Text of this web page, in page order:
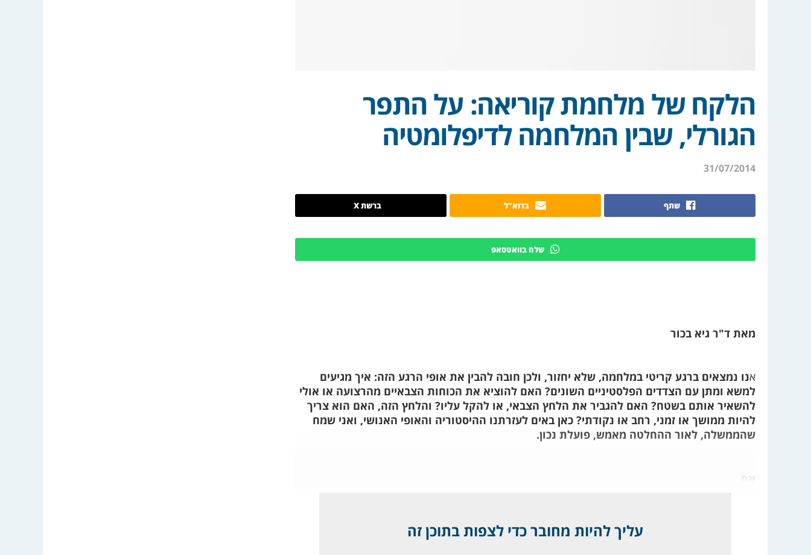
הלקח של מלחמת קוריאה: על התפר
הגורלי, שבין המלחמה לדיפלומטיה
31/07/2014
שתף בדוא"ל ברשת X
שלח בוואטסאפ
מאת ד"ר גיא בכור
אנו נמצאים ברגע קריטי במלחמה, שלא יחזור, ולכן חובה להבין את אופי הרגע הזה: איך מגיעים
למשא ומתן עם הצדדים הפלסטיניים השונים? האם להוציא את הכוחות הצבאיים מהרצועה או אולי
להשאיר אותם בשטח? האם להגביר את הלחץ הצבאי, או להקל עליו? והלחץ הזה, האם הוא צריך
להיות ממושך או זמני, רחב או נקודתי? כאן באים לעזרתנו ההיסטוריה והאופי האנושי, ואני שמח
שהממשלה, לאור ההחלטה מאמש, פועלת נכון.
אם
עליך להיות מחובר כדי לצפות בתוכן זה